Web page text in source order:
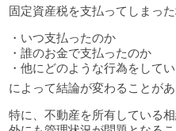
固定資産税を支払ってしまった
・いつ支払ったのか
・誰のお金で支払ったのか
・他にどのような行為をして
によって結論が変わることがあ
特に、不動産を所有している